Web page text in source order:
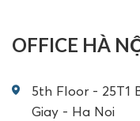
OFFICE HÀ
5th Floor - 25T1
Giay - Ha Noi